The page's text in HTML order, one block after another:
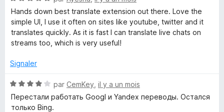
o
t
é
5
u
5
Hands down best translate extension out there. Love the
simple UI, I use it often on sites like youtube, twitter and it
translates quickly. As it is fast I can translate live chats on
streams too, which is very useful!
Signaler
N
o
t
par CemKey il y a un mois
Перестали работать Googl и Yandex переводы. Остался
только Bing.